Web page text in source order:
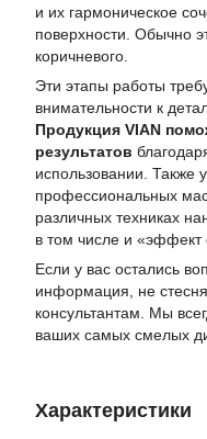
и их гармоническое
поверхности. Обычно
коричневого.
Эти этапы работы
внимательности к
Продукция VIAN
результатов
использовании. Также
профессиональных
различных техниках
в том числе и «эффект
Если у вас остались
информация, не
консультантам. Мы
ваших самых смелых
Характеристики